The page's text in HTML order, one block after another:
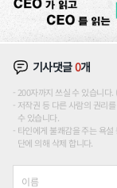
기사댓글0개
200자까지 쓰실 수 있습니
저작권 등 다른 사람의 권리
수 있습니다.
타인에게 불쾌감을 주는 욕
단에 의해 삭제 합니다.